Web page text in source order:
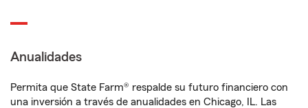
Anualidades
Permita que State Farm® respalde su futuro financiero con
una inversión a través de anualidades en Chicago, IL. Las